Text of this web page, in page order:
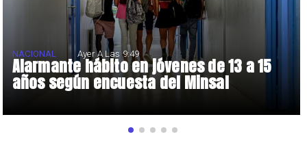
Alarmante hábito en jóvenes de 13 a 15
años según encuesta del Minsal
NACIONAL Ayer A Las 9:49